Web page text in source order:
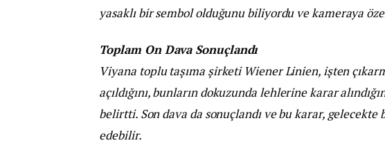
yasaklı bir sembol olduğunu biliyordu ve kameraya
Toplam On Dava Sonuçlandı
Viyana toplu taşıma şirketi Wiener Linien, işten
açıldığını, bunların dokuzunda lehlerine karar
belirtti. Son dava da sonuçlandı ve bu karar,
edebilir.